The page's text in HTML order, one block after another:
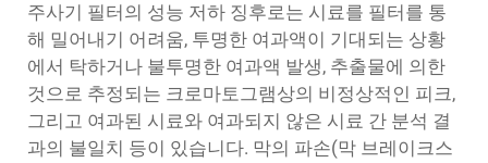
주사기 필터의 성능 저하 징후로는 시료를 필터를 통
해 밀어내기 어려움, 투명한 여과액이 기대되는 상황
에서 탁하거나 불투명한 여과액 발생, 추출물에 의한
것으로 추정되는 크로마토그램상의 비정상적인 피크,
그리고 여과된 시료와 여과되지 않은 시료 간 분석 결
과의 불일치 등이 있습니다. 막의 파손(막 브레이크스